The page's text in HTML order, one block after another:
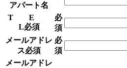
アパート名
T E
L必須
必
須
メールアドレ
ス必須
必
須
メールアドレ